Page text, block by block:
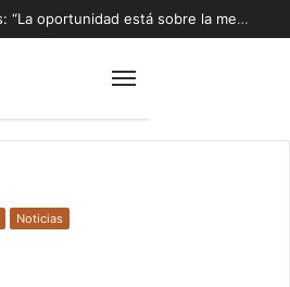
Biministro Daniel Mas: “La oportunidad está sobre la mesa y tenemos que aprovecharla”
Noticias